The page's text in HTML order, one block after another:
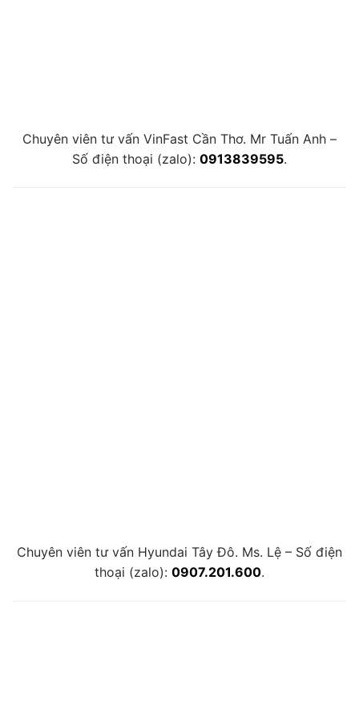
Chuyên viên tư vấn VinFast Cần Thơ. Mr Tuấn Anh –
Số điện thoại (zalo): 0913839595.
Chuyên viên tư vấn Hyundai Tây Đô. Ms. Lệ – Số điện
thoại (zalo): 0907.201.600.